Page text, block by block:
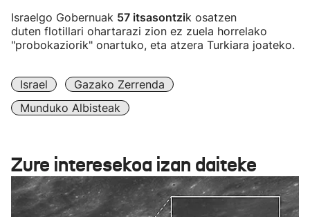
Israelgo Gobernuak 57 itsasontzik osatzen
duten flotillari ohartarazi zion ez zuela horrelako
"probokaziorik" onartuko, eta atzera Turkiara joateko.
Israel
Gazako Zerrenda
Munduko Albisteak
Zure interesekoa izan daiteke